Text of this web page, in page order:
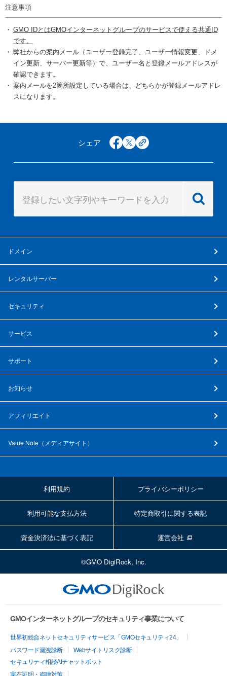
注意事項
GMO IDとはGMOインターネットグループのサービスで使える共通ID
です。
弊社からの案内メール（ユーザー登録完了、ユーザー情報変更、ドメ
イン更新、サーバー更新等）で、ユーザー名と登録メールアドレスが
確認できます。
案内メールを2箇所設定している場合は、どちらかが登録メールアドレ
スになります。
シェア facebook
x copy
ドメイン
レンタルサーバー
セキュリティ
サービス
サポート
お知らせ
アフィリエイト
Value Note（ メディアサイト ）
利用規約 プライバシーポリシー
利用可能な支払方法 特定商取引に関する表記
資金決済法に基づく表記 運営会社
©GMO DigiRock, Inc.
GMOインターネットグループのセキュリティ事業について
世界初総合ネットセキュリティサービス「GMOセキュリティ24」
パスワード漏洩診断
Webサイトリスク診断
セキュリティ相談AIチャットボット
実在証明・盗聴対策